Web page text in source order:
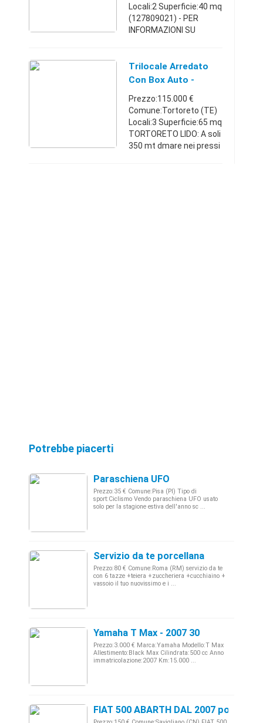
Locali:2 Superficie:40 mq
(127809021) - PER
INFORMAZIONI SU
studiofenestrellesnc@li
bero.itO TELEFONA
Comodiss ...
Trilocale Arredato
Con Box Auto -
Abruzzo
Prezzo:115.000 €
Comune:Tortoreto (TE)
Locali:3 Superficie:65 mq
TORTORETO LIDO: A soli
350 mt dmare nei pressi
Potrebbe piacerti
Paraschiena UFO
Prezzo:35 € Comune:Pisa (PI) Tipo di
sport:Ciclismo Vendo paraschiena UFO usato
solo per la stagione estiva dell'anno sc ...
Servizio da te porcellana
Prezzo:80 € Comune:Roma (RM) servizio da te
con 6 tazze +teiera +zuccheriera +cucchiaino +
vassoio il tuo nuovissimo e i ...
Yamaha T Max - 2007 30
Prezzo:3.000 € Marca:Yamaha Modello:T Max
Allestimento:Black Max Cilindrata:500 cc Anno
immatricolazione:2007 Km:15.000 ...
FIAT 500 ABARTH DAL 2007